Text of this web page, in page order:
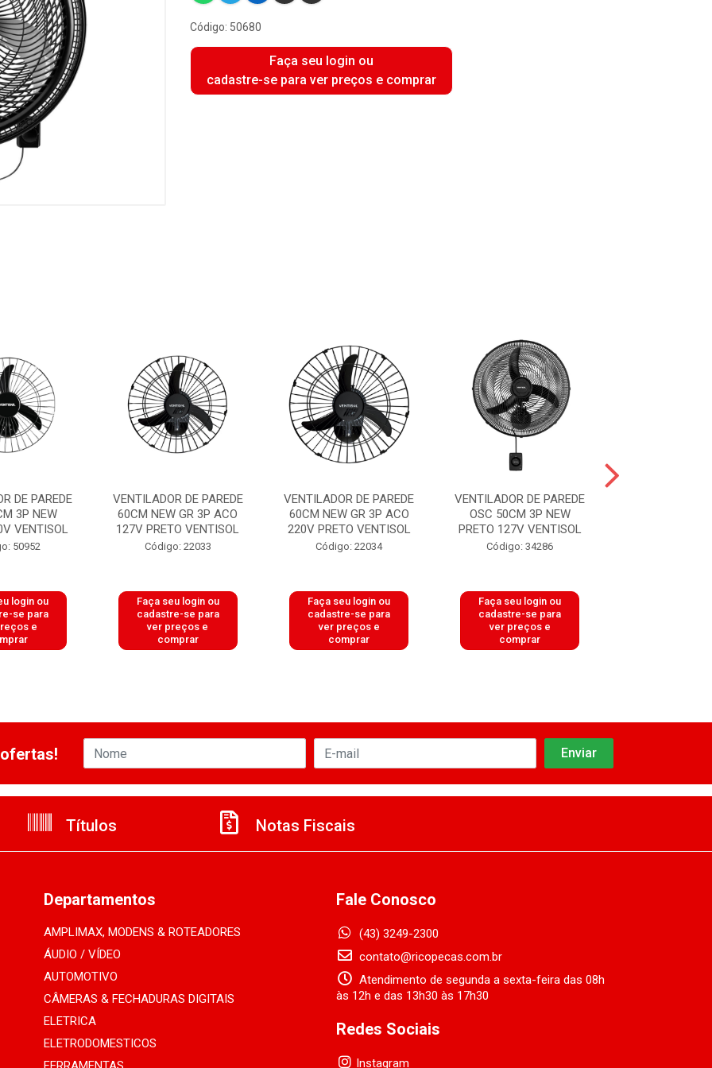
Código: 50680
Faça seu login ou
cadastre-se para ver preços e comprar
DE PAREDE
3P NEW
VENTISOL
50952
login ou
se para
e
VENTILADOR DE PAREDE
60CM NEW GR 3P ACO
127V PRETO VENTISOL
Código: 22033
Faça seu login ou
cadastre-se para
ver preços e
comprar
VENTILADOR DE PAREDE
60CM NEW GR 3P ACO
220V PRETO VENTISOL
Código: 22034
Faça seu login ou
cadastre-se para
ver preços e
comprar
VENTILADOR DE PAREDE
OSC 50CM 3P NEW
PRETO 127V VENTISOL
Código: 34286
Faça seu login ou
cadastre-se para
ver preços e
comprar
Títulos Notas Fiscais
Departamentos
AMPLIMAX, MODENS & ROTEADORES
ÁUDIO / VÍDEO
AUTOMOTIVO
CÂMERAS & FECHADURAS DIGITAIS
ELETRICA
ELETRODOMESTICOS
Fale Conosco
(43) 3249-2300
contato@ricopecas.com.br
Atendimento de segunda a sexta-feira das 08h
às 12h e das 13h30 às 17h30
Redes Sociais
Instagram